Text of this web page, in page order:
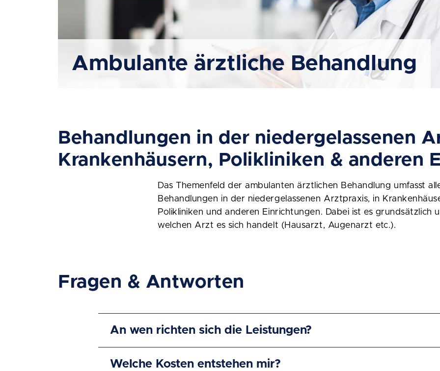
Ambulante ärztliche Behandlung
Behandlungen in der niedergelassenen
Krankenhäusern, Polikliniken & anderen
Das Themenfeld der ambulanten ärztlichen Behandlung umfasst
Behandlungen in der niedergelassenen Arztpraxis, in
Polikliniken und anderen Einrichtungen. Dabei ist es grundsätzlich
welchen Arzt es sich handelt (Hausarzt, Augenarzt etc.).
Fragen & Antworten
An wen richten sich die Leistungen?
Welche Kosten entstehen mir?